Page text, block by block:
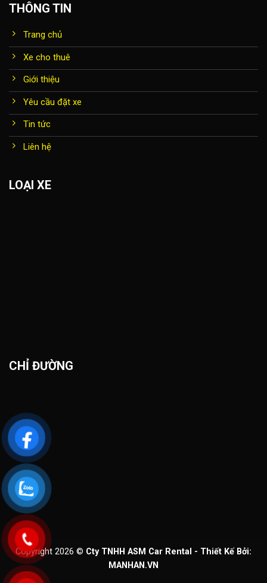
THÔNG TIN
Trang chủ
Xe cho thuê
Giới thiệu
Yêu cầu đặt xe
Tin tức
Liên hệ
LOẠI XE
CHỈ ĐƯỜNG
Copyright 2026 © Cty TNHH ASM Car Rental - Thiết Kế Bởi:
MANHAN.VN